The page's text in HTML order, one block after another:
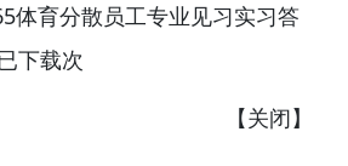
体育分散员工专业见习实习答
下载次
【关闭】